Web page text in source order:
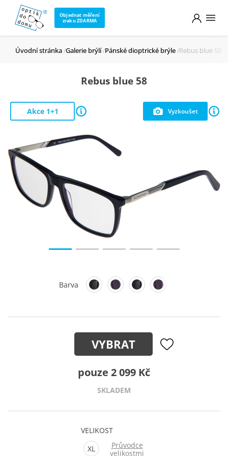
Objednat měření
zraku ZDARMA
Úvodní stránka Galerie brýlí Pánské dioptrické brýle Rebus blue 58
Rebus blue 58
Vyzkoušet
Akce 1+1
Barva
VYBRAT
pouze 2 099 Kč
SKLADEM
VELIKOST
XL
Průvodce
velikostmi